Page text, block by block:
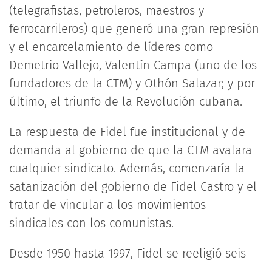
(telegrafistas, petroleros, maestros y
ferrocarrileros) que generó una gran represión
y el encarcelamiento de líderes como
Demetrio Vallejo, Valentín Campa (uno de los
fundadores de la CTM) y Othón Salazar; y por
último, el triunfo de la Revolución cubana.
La respuesta de Fidel fue institucional y de
demanda al gobierno de que la CTM avalara
cualquier sindicato. Además, comenzaría la
satanización del gobierno de Fidel Castro y el
tratar de vincular a los movimientos
sindicales con los comunistas.
Desde 1950 hasta 1997, Fidel se reeligió seis